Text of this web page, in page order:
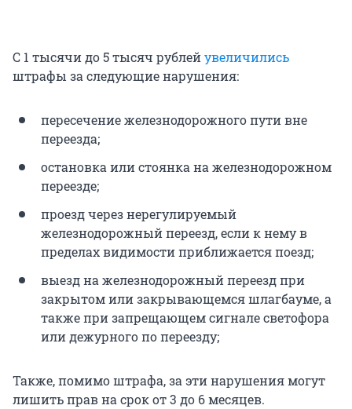
С 1 тысячи до 5 тысяч рублейувеличились
штрафы за следующие нарушения:
пересечение железнодорожного пути вне
переезда;
остановка или стоянка на железнодорожном
переезде;
проезд через нерегулируемый
железнодорожный переезд, если к нему в
пределах видимости приближается поезд;
выезд на железнодорожный переезд при
закрытом или закрывающемся шлагбауме, а
также при запрещающем сигнале светофора
или дежурного по переезду;
Также, помимо штрафа, за эти нарушения могут
лишить прав на срок от 3 до 6 месяцев.